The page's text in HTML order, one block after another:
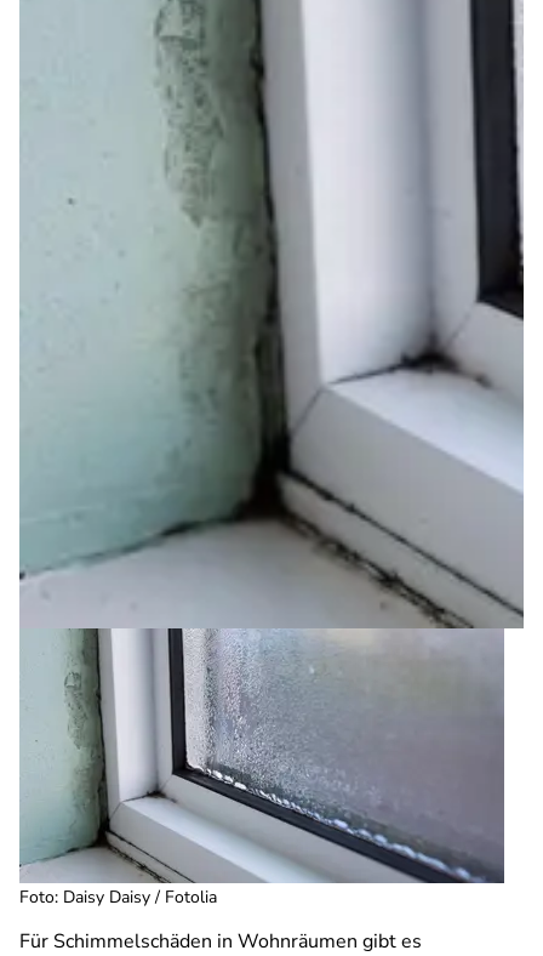
Foto: Daisy Daisy / Fotolia
Für Schimmelschäden in Wohnräumen gibt es